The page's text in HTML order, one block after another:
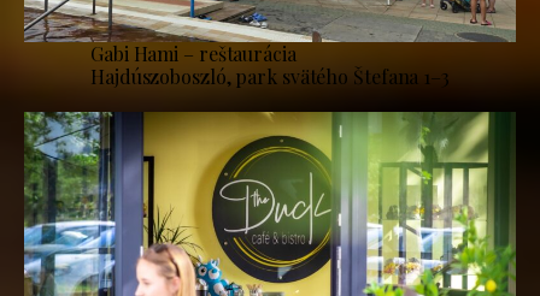
Gabi Hami – reštaurácia
Hajdúszoboszló, park svätého Štefana 1–3